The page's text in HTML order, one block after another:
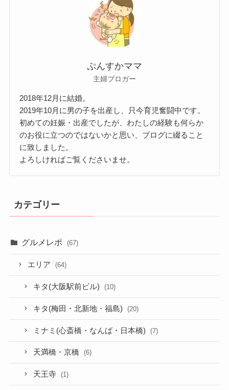
ぷんすかママ
主婦ブロガー
2018年12月に結婚。
2019年10月に男の子を出産し、只今育児奮闘中です。
初めての妊娠・出産でしたが、わたしの経験も何らか
のお役に立つのではないかと思い、ブログに綴ること
に致しました。
よろしければご覧くださいませ。
カテゴリー
グルメレポ (67)
エリア (64)
キタ(大阪駅前ビル) (10)
キタ(梅田・北新地・福島) (20)
ミナミ(心斎橋・なんば・日本橋) (7)
天満橋・京橋 (6)
天王寺 (1)